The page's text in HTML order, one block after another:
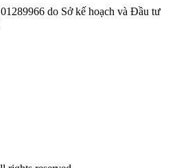
do Sở kế hoạch và Đầu tư